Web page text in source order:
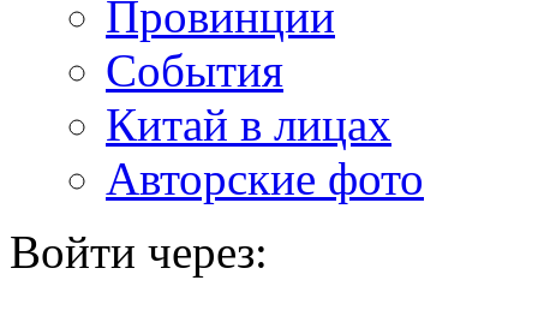
Провинции
События
Китай в лицах
Авторские фото
Войти через: